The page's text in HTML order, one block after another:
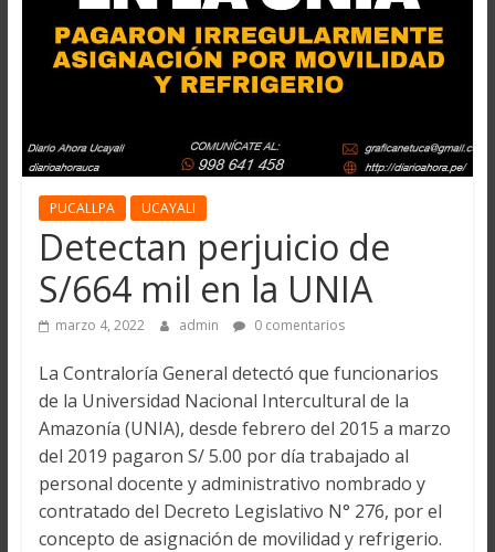
PUCALLPA UCAYALI
Detectan perjuicio de
S/664 mil en la UNIA
marzo 4, 2022 admin 0 comentarios
La Contraloría General detectó que funcionarios
de la Universidad Nacional Intercultural de la
Amazonía (UNIA), desde febrero del 2015 a marzo
del 2019 pagaron S/ 5.00 por día trabajado al
personal docente y administrativo nombrado y
contratado del Decreto Legislativo N° 276, por el
concepto de asignación de movilidad y refrigerio.